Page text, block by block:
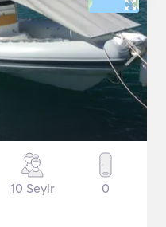
10 Seyir 0